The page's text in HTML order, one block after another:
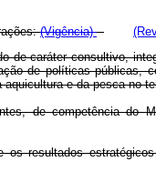
(Vigência)
de caráter consultivo,
de políticas públicas,
e da pesca no
de competência do
resultados